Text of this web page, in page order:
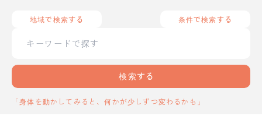
地域で検索する 条件で検索する
検索する
「身体を動かしてみると、何かが少しずつ変わるかも」